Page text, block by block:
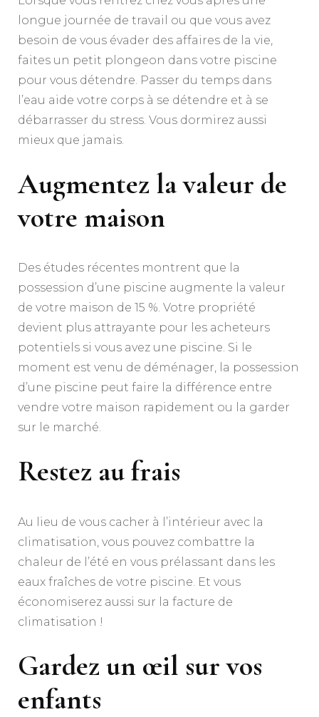
longue journée de travail ou que vous avez
besoin de vous évader des affaires de la vie,
faites un petit plongeon dans votre piscine
pour vous détendre. Passer du temps dans
l’eau aide votre corps à se détendre et à se
débarrasser du stress. Vous dormirez aussi
mieux que jamais.
Augmentez la valeur de
votre maison
Des études récentes montrent que la
possession d’une piscine augmente la valeur
de votre maison de 15 %. Votre propriété
devient plus attrayante pour les acheteurs
potentiels si vous avez une piscine. Si le
moment est venu de déménager, la possession
d’une piscine peut faire la différence entre
vendre votre maison rapidement ou la garder
sur le marché.
Restez au frais
Au lieu de vous cacher à l’intérieur avec la
climatisation, vous pouvez combattre la
chaleur de l’été en vous prélassant dans les
eaux fraîches de votre piscine. Et vous
économiserez aussi sur la facture de
climatisation !
Gardez un œil sur vos
enfants